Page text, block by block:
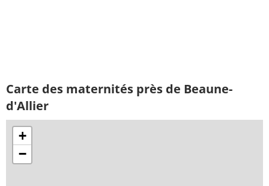
Carte des maternités près de Beaune-
d'Allier
+
−